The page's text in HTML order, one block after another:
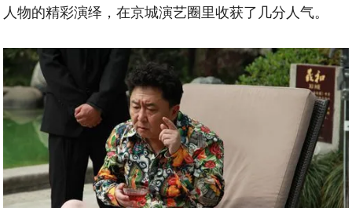
人物的精彩演绎，在京城演艺圈里收获了几分人气。